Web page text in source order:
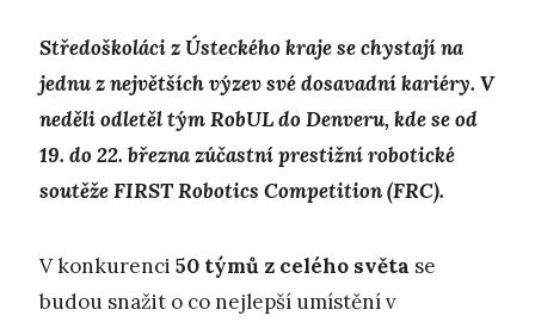
Středoškoláci z Ústeckého kraje se chystají na
jednu z největších výzev své dosavadní kariéry. V
neděli odletěl tým RobUL do Denveru, kde se od
19. do 22. března zúčastní prestižní robotické
soutěže FIRST Robotics Competition (FRC).
V konkurenci 50 týmů z celého světa se
budou snažit o co nejlepší umístění v